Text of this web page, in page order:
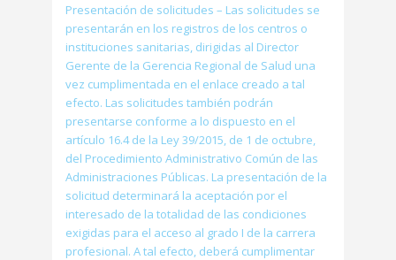
Presentación de solicitudes – Las solicitudes se
presentarán en los registros de los centros o
instituciones sanitarias, dirigidas al Director
Gerente de la Gerencia Regional de Salud una
vez cumplimentada en el enlace creado a tal
efecto. Las solicitudes también podrán
presentarse conforme a lo dispuesto en el
artículo 16.4 de la Ley 39/2015, de 1 de octubre,
del Procedimiento Administrativo Común de las
Administraciones Públicas. La presentación de la
solicitud determinará la aceptación por el
interesado de la totalidad de las condiciones
exigidas para el acceso al grado I de la carrera
profesional. A tal efecto, deberá cumplimentar